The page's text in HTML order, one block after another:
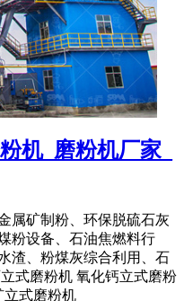
机_磨粉机厂家_
属矿制粉、环保脱硫石灰
粉设备、石油焦燃料行
渣、粉煤灰综合利用、石
式磨粉机 氧化钙立式磨粉
立式磨粉机